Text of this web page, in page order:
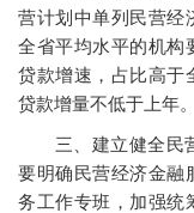
营计划中单列民营经
全省平均水平的机构
贷款增速，占比高于
贷款增量不低于上年。
三、建立健全民
要明确民营经济金融
务工作专班，加强统